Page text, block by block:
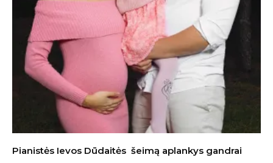
Pianistės Ievos Dūdaitės šeimą aplankys gandrai